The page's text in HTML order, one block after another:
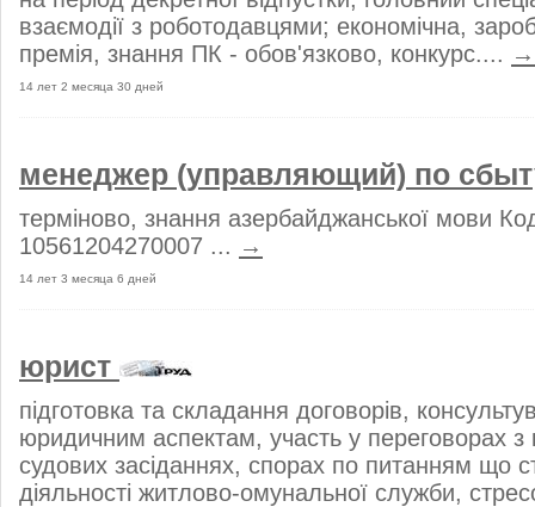
взаємодії з роботодавцями; економічна,
премія, знання ПК - обов'язково, конкурс.... →
14 лет 2 месяца 30 дней
менеджер (управляющий) по
терміново, знання азербайджанської мови
10561204270007 ... →
14 лет 3 месяца 6 дней
юрист
підготовка та складання договорів,
юридичним аспектам, участь у переговорах з
судових засіданнях, спорах по питанням що
діяльності житлово-омунальної служби,